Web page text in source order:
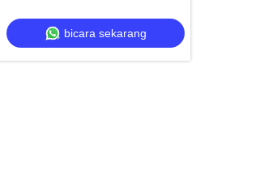
bicara sekarang